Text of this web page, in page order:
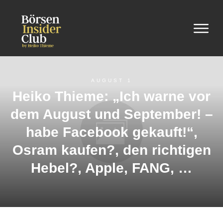
AUGUST 1
Heiko Thieme: „Ich warne vor
dem August und September! –
habe Facebook gekauft!“,
Osram kaufen?, den richtigen
Hebel?, Apple, FANG, …